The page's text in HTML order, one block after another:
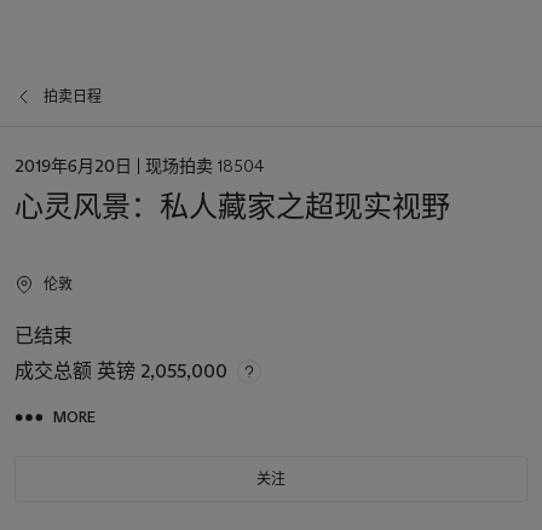
拍卖日程
日
2019年6月20日 | 现场拍卖 18504
心灵风景：私人藏家之超现实视野
伦敦
已结束
成交总额 英镑 2,055,000
MORE
关注